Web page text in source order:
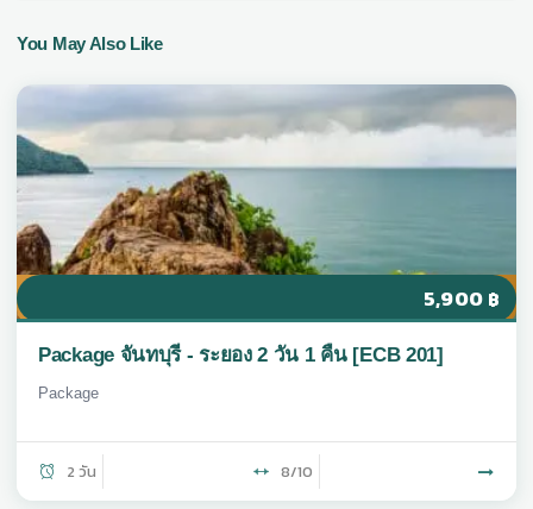
You May Also Like
5,900 ฿
Package จันทบุรี - ระยอง 2 วัน 1 คืน [ECB 201]
Package
2 วัน 8/10